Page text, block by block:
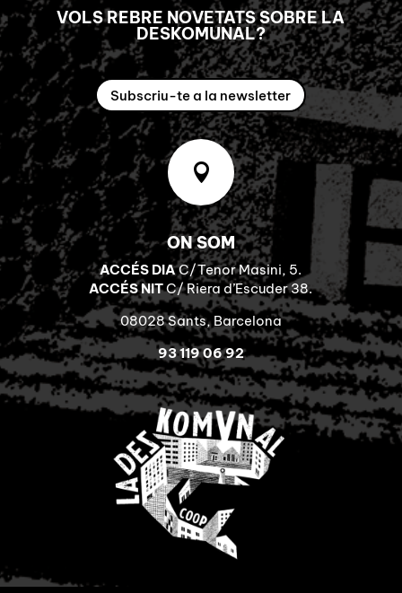
VOLS REBRE NOVETATS SOBRE LA
DESKOMUNAL?
Subscriu-te a la newsletter

ON SOM
ACCÉS DIAC/Tenor Masini, 5.
ACCÉS NITC/ Riera d’Escuder 38.
08028 Sants, Barcelona
93 119 06 92